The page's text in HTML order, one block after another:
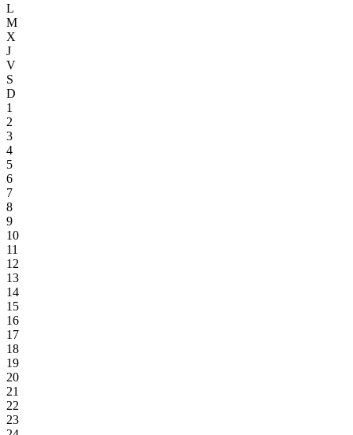
L
M
X
J
V
S
D
1
2
3
4
5
6
7
8
9
10
11
12
13
14
15
16
17
18
19
20
21
22
23